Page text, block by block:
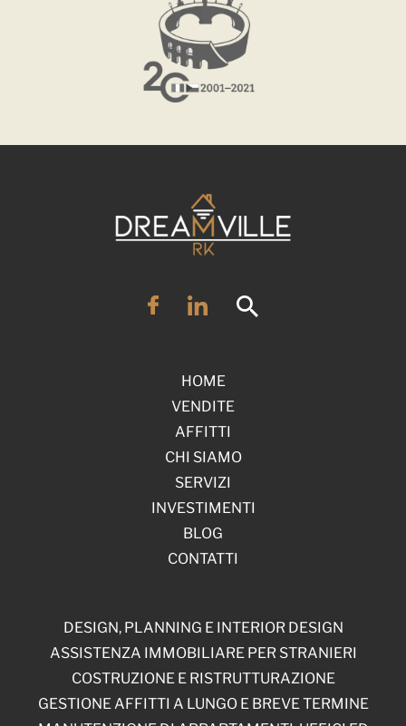
HOME
VENDITE
AFFITTI
CHI SIAMO
SERVIZI
INVESTIMENTI
BLOG
CONTATTI
DESIGN, PLANNING E INTERIOR DESIGN
ASSISTENZA IMMOBILIARE PER STRANIERI
COSTRUZIONE E RISTRUTTURAZIONE
GESTIONE AFFITTI A LUNGO E BREVE TERMINE